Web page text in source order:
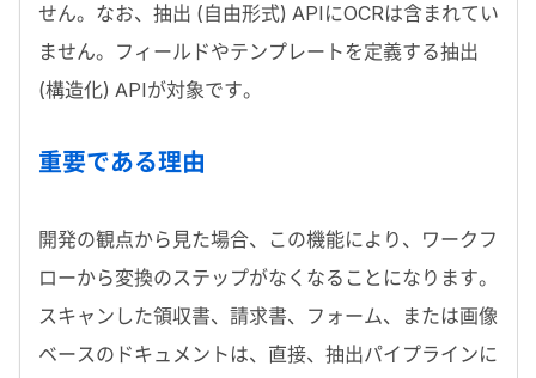
せん。なお、抽出 (自由形式) API にOCRは含まれてい
ません。フィールドやテンプレートを定義する抽出
(構造化) APIが対象です。
重要である理由
開発の観点から見た場合、この機能により、ワークフ
ローから変換のステップがなくなることになります。
スキャンした領収書、請求書、フォーム、または画像
ベースのドキュメントは、直接、抽出パイプラインに